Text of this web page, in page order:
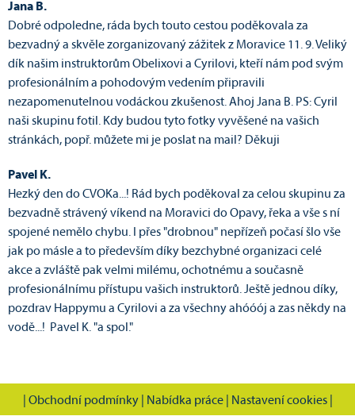
Jana B.
Dobré odpoledne, ráda bych touto cestou poděkovala za
bezvadný a skvěle zorganizovaný zážitek z Moravice 11. 9. Veliký
dík našim instruktorům Obelixovi a Cyrilovi, kteří nám pod svým
profesionálním a pohodovým vedením připravili
nezapomenutelnou vodáckou zkušenost. Ahoj Jana B. PS: Cyril
naši skupinu fotil. Kdy budou tyto fotky vyvěšené na vašich
stránkách, popř. můžete mi je poslat na mail? Děkuji
Pavel K.
Hezký den do CVOKa...! Rád bych poděkoval za celou skupinu za
bezvadně strávený víkend na Moravici do Opavy, řeka a vše s ní
spojené nemělo chybu. I přes "drobnou" nepřízeň počasí šlo vše
jak po másle a to především díky bezchybné organizaci celé
akce a zvláště pak velmi milému, ochotnému a současně
profesionálnímu přístupu vašich instruktorů. Ještě jednou díky,
pozdrav Happymu a Cyrilovi a za všechny ahóóój a zas někdy na
vodě...! Pavel K. "a spol."
Obchodní podmínky| Nabídka práce| Nastavení cookies|